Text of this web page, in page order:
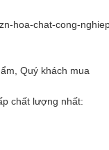
hoa-chat-cong-
Quý khách mua
chất lượng nhất: